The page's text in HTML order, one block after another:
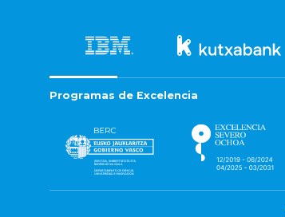
Programas de Excelencia